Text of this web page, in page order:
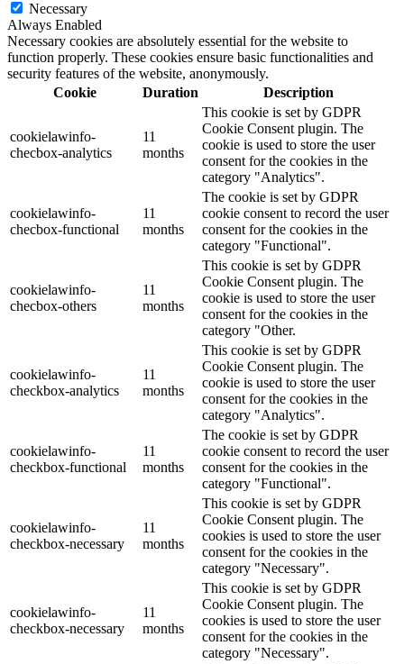
Necessary
Always Enabled
Necessary cookies are absolutely essential for the website to
function properly. These cookies ensure basic functionalities and
security features of the website, anonymously.
Cookie
Duration Description
cookielawinfo-
checbox-analytics
11
months
This cookie is set by GDPR
Cookie Consent plugin. The
cookie is used to store the user
consent for the cookies in the
category "Analytics".
cookielawinfo-
checbox-functional
11
months
The cookie is set by GDPR
cookie consent to record the user
consent for the cookies in the
category "Functional".
cookielawinfo-
checbox-others
11
months
This cookie is set by GDPR
Cookie Consent plugin. The
cookie is used to store the user
consent for the cookies in the
category "Other.
cookielawinfo-
checkbox-analytics
11
months
This cookie is set by GDPR
Cookie Consent plugin. The
cookie is used to store the user
consent for the cookies in the
category "Analytics".
cookielawinfo-
checkbox-functional
11
months
The cookie is set by GDPR
cookie consent to record the user
consent for the cookies in the
category "Functional".
cookielawinfo-
checkbox-necessary
11
months
This cookie is set by GDPR
Cookie Consent plugin. The
cookies is used to store the user
consent for the cookies in the
category "Necessary".
cookielawinfo-
checkbox-necessary
11
months
This cookie is set by GDPR
Cookie Consent plugin. The
cookies is used to store the user
consent for the cookies in the
category "Necessary".